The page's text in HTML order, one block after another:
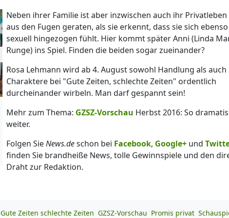
Neben ihrer Familie ist aber inzwischen auch ihr
aus den Fugen geraten, als sie erkennt, dass sie sich
sexuell hingezogen fühlt. Hier kommt später Anni (Linda
Runge) ins Spiel. Finden die beiden sogar zueinander?
Rosa Lehmann wird ab 4. August sowohl Handlung als auch
Charaktere bei "Gute Zeiten, schlechte Zeiten" ordentlich
durcheinander wirbeln. Man darf gespannt sein!
Mehr zum Thema: GZSZ-Vorschau Herbst 2016: So
weiter.
Folgen SieNews.deschon bei Facebook, Google+ und
finden Sie brandheiße News, tolle Gewinnspiele und den
Draht zur Redaktion.
Gute Zeiten schlechte Zeiten GZSZ-Vorschau Promis privat